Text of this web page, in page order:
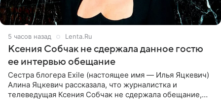
5 часов назад Lenta.Ru
Ксения Собчак не сдержала данное гостю
ее интервью обещание
Сестра блогера Exile (настоящее имя — Илья Яцкевич)
Алина Яцкевич рассказала, что журналистка и
телеведущая Ксения Собчак не сдержала обещание,